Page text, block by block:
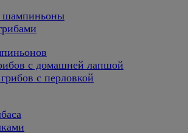
с домашней лапшой
с перловкой